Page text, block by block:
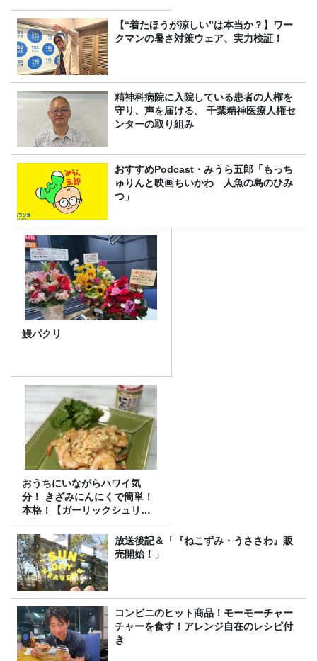
【“着たほうが涼しい”は本当か？】ワー
クマンの暑さ対策ウェア、実力検証！
精神科病院に入院している患者の人権を
守り、声を届ける。 千葉精神医療人権セ
ンターの取り組み
おすすめPodcast・みうら五郎「もっち
ゅりんと映画ちいかわ 人魚の島のひみ
つ」
鰻パクリ
おうちにいながらハワイ気
分！ きざみにんにくで簡単！
本格！【ガーリックシュリン
プ】 桃屋のかんたんレシピ
放送後記＆「『ねこずみ・うささわ』販
売開始！」
コンビニのヒット商品！モーモーチャー
チャーを食す！アレンジ自在のレシピ付
き